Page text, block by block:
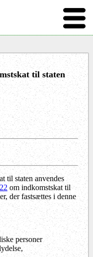
til staten
til staten anvendes
om indkomstskat til
der fastsættes i denne
personer